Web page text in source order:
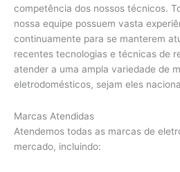
competência dos nossos técnicos.
nossa equipe possuem vasta
continuamente para se manterem
recentes tecnologias e técnicas de
atender a uma ampla variedade de
eletrodomésticos, sejam eles
Marcas Atendidas
Atendemos todas as marcas de
mercado, incluindo: